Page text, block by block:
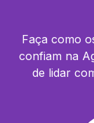
Faça como
confiam na
de lidar